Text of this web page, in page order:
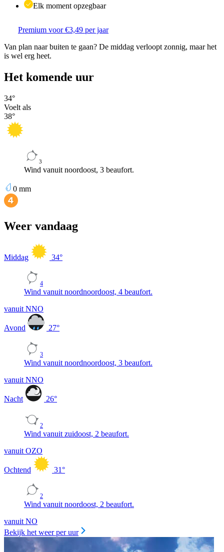
Elk moment opzegbaar
Premium voor €3,49 per jaar
Van plan naar buiten te gaan? De middag verloopt zonnig, maar het
is wel erg heet.
Het komende uur
34°
Voelt als
38°
3
Wind vanuit noordoost, 3 beaufort.
0 mm
Weer vandaag
Middag 34°
4
Wind vanuit noordnoordoost, 4 beaufort.
vanuit NNO
Avond 27°
3
Wind vanuit noordnoordoost, 3 beaufort.
vanuit NNO
Nacht 26°
2
Wind vanuit zuidoost, 2 beaufort.
vanuit OZO
Ochtend 31°
2
Wind vanuit noordoost, 2 beaufort.
vanuit NO
Bekijk het weer per uur